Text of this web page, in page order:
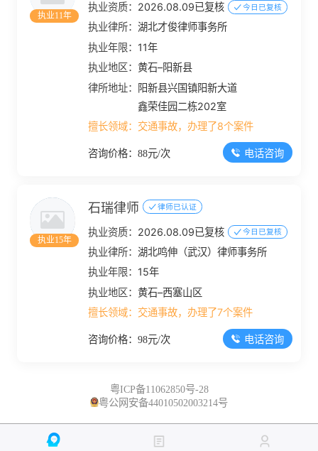
执业11年
执业资质： 2026.08.09已复核 今日已复核
执业律所：湖北才俊律师事务所
执业年限： 11年
执业地区：黄石–阳新县
律所地址：
阳新县兴国镇阳新大道
鑫荣佳园二栋202室
擅长领域： 交通事故，办理了8个案件
咨询价格：88元/次 电话咨询
执业15年
石瑞律师 律师已认证
执业资质： 2026.08.09已复核 今日已复核
执业律所：湖北鸣伸（武汉）律师事务所
执业年限： 15年
执业地区：黄石–西塞山区
擅长领域： 交通事故，办理了7个案件
咨询价格：98元/次 电话咨询
粤ICP备11062850号-28
粤公网安备44010502003214号